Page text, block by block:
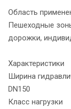
Область
Пешеходные
дорожки,
Характеристики
Ширина
DN150
Класс нагрузки